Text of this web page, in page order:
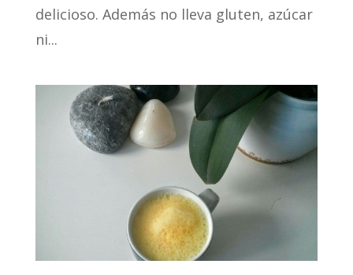
delicioso. Además no lleva gluten, azúcar
ni...